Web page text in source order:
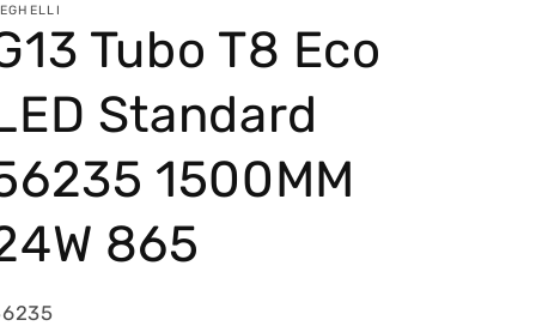
Tubo T8 Eco
Standard
1500MM
865